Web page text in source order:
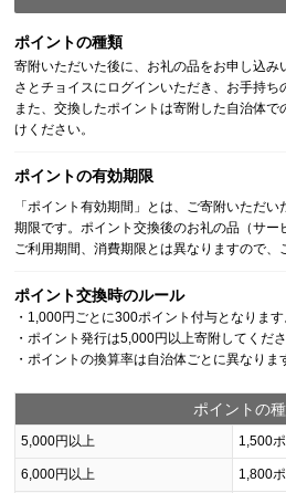
ポイントの種類
寄附いただいた後に、お礼の品をお申し込み
さとチョイスにログインいただき、お手持ち
また、交換したポイントは寄附した自治体
けください。
ポイントの有効期限
「ポイント有効期間」とは、ご寄附いただ
期限です。ポイント交換後のお礼の品（サー
ご利用期間、消費期限とは異なりますので、
ポイント交換時のルール
・1,000円ごとに300ポイント付与となります
・ポイント発行は5,000円以上寄附してくだ
・ポイントの換算率は自治体ごとに異なりま
ポイントの
5,000円以上 1,500
6,000円以上 1,800